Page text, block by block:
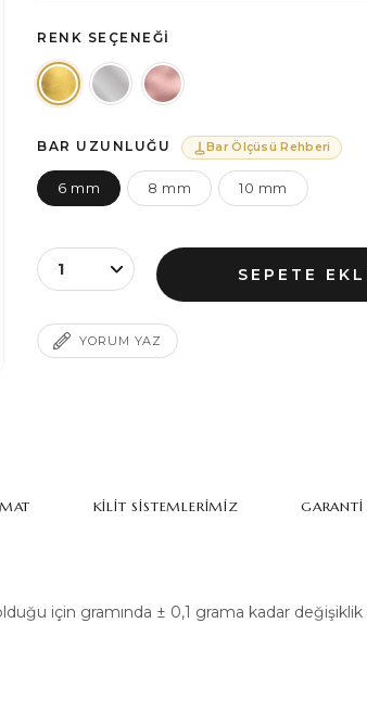
RENK SEÇENEĞI
BAR UZUNLUĞU Bar Ölçüsü Rehberi
6 mm 8 mm 10 mm
YORUM YAZ
için gramında ± 0,1 grama kadar
KILIT SISTEMLERIMIZ GARANTI